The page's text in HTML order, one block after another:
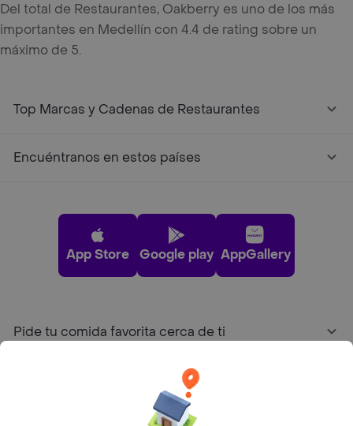
Del total de Restaurantes, Oakberry es uno de los más
importantes en Medellín con 4.4 de rating sobre un
máximo de 5.
Top Marcas y Cadenas de Restaurantes
Encuéntranos en estos países
App Store Google play AppGallery
Pide tu comida favorita cerca de ti